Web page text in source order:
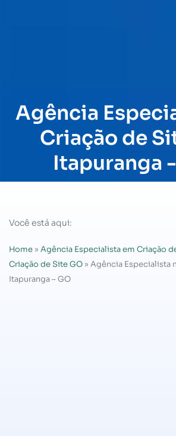
Agência
Criação de
Itapuranga
Você está aqui:
Home » Agência Especialista em Criação
Criação de Site GO » Agência Especialista
Itapuranga – GO